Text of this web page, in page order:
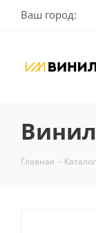
Ваш город:
Главная - Каталог